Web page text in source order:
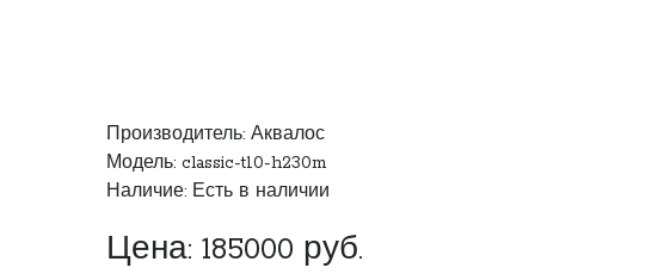
Производитель: Аквалос
Модель: classic-t10-h230m
Наличие: Есть в наличии
Цена: 185000 руб.